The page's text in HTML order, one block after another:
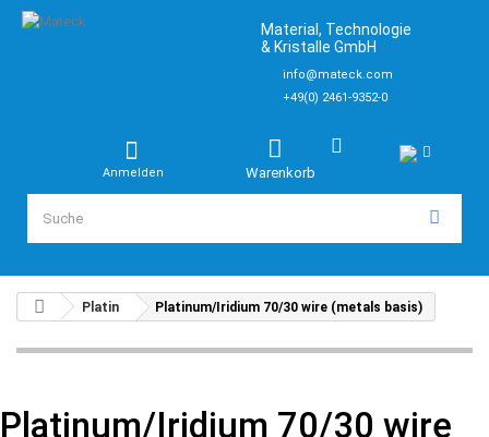
Material, Technologie
& Kristalle GmbH
info@mateck.com
+49(0) 2461-9352-0
Warenkorb
Anmelden
Platin Platinum/Iridium 70/30 wire (metals basis)
Platinum/Iridium 70/30 wire